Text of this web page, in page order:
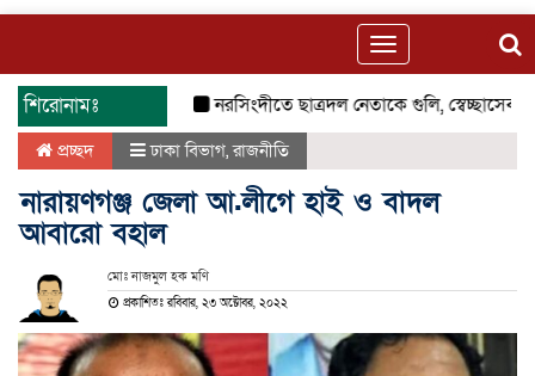
Toggle
navigation
শিরোনামঃ নরসিংদীতে ছাত্রদল নেতাকে গুলি, স্বেচ্ছাসেবক
প্রচ্ছদ ঢাকা বিভাগ,রাজনীতি
নারায়ণগঞ্জ জেলা আ.লীগে হাই ও বাদল
আবারো বহাল
মোঃ নাজমুল হক মণি
প্রকাশিতঃ রবিবার, ২৩ অক্টোবর, ২০২২